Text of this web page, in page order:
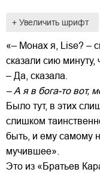
+ Увеличить шрифт
«– Монах я, Lise? –
сказали сию минуту,
– Да, сказала.
– А я в бога-то вот,
Было тут, в этих
слишком
быть, и ему самому
мучившее».
Это из «Братьев